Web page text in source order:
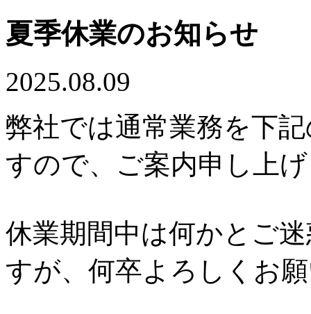
夏季休業のお知らせ
2025.08.09
弊社では通常業務を下
すので、ご案内申し上
休業期間中は何かとご
すが、何卒よろしくお